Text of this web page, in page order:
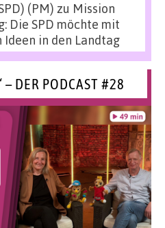
(PM) zu Mission
Die SPD möchte mit
in den Landtag
– DER PODCAST #28